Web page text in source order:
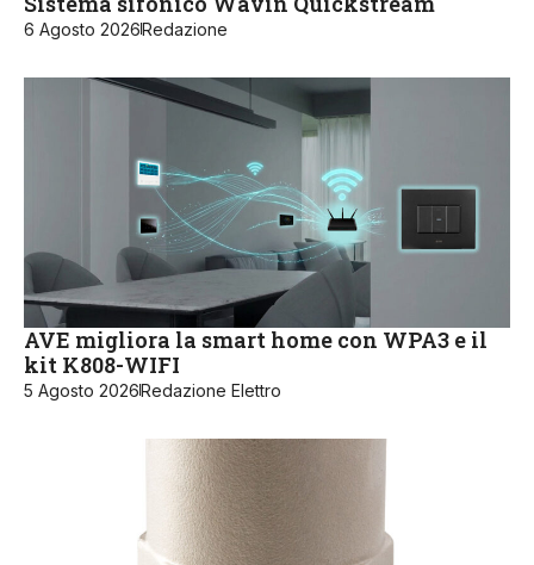
6 Agosto 2026Redazione
AVE migliora la smart home con WPA3 e il
kit K808-WIFI
5 Agosto 2026Redazione Elettro